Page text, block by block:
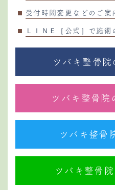
受付時間変更などのご案
ＬＩＮＥ［公式］で施術
ツバキ整骨
ツバキ整骨
ツバキ整骨
ツバキ整骨